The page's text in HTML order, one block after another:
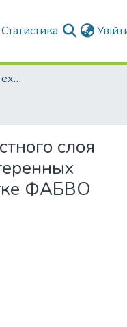
Статистика
Факультет Механіко-технологічний
слоя
ФАБВО